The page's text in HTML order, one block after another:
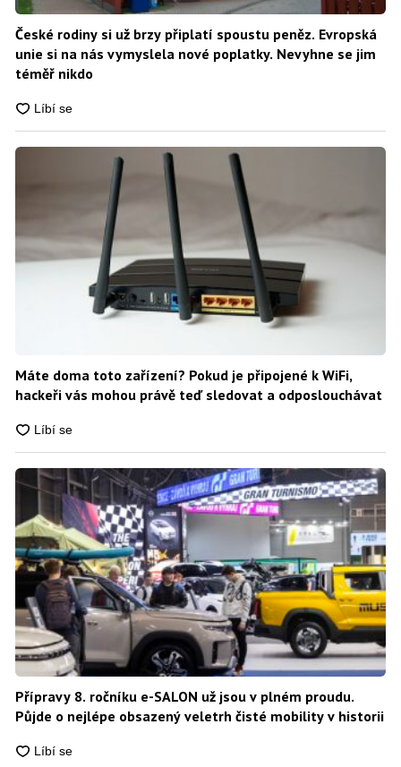
České rodiny si už brzy připlatí spoustu peněz. Evropská
unie si na nás vymyslela nové poplatky. Nevyhne se jim
téměř nikdo
Máte doma toto zařízení? Pokud je připojené k WiFi,
hackeři vás mohou právě teď sledovat a odposlouchávat
Přípravy 8. ročníku e-SALON už jsou v plném proudu.
Půjde o nejlépe obsazený veletrh čisté mobility v historii